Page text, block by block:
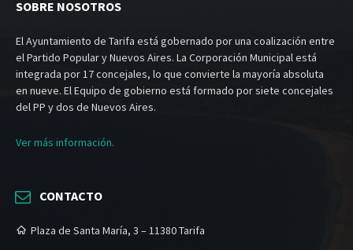
SOBRE NOSOTROS
El Ayuntamiento de Tarifa está gobernado por una coalización entre
el Partido Popular y Nuevos Aires. La Corporación Municipal está
integrada por 17 concejales, lo que convierte la mayoría absoluta
en nueve. El Equipo de gobierno está formado por siete concejales
del PP y dos de Nuevos Aires.
Ver más información.
CONTACTO
Plaza de Santa María, 3 – 11380 Tarifa